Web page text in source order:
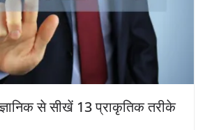
से सीखें 13 प्राकृतिक तरीके